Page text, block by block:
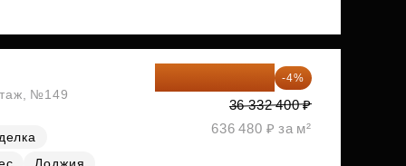
№149
34 879 104 ₽ -4%
36 332 400 ₽
636 480 ₽ за м²